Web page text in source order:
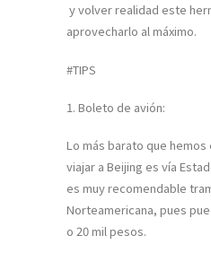
y volver realidad este
aprovecharlo al máximo.
#TIPS
1. Boleto de avión:
Lo más barato que
viajar a Beijing es vía
es muy recomendable
Norteamericana, pues
o 20 mil pesos.